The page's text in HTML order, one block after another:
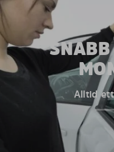
SNABB
Alltid